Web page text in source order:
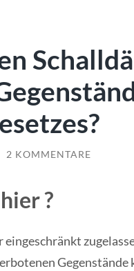
2 KOMMENTARE
?
eingeschränkt
Gegenstände